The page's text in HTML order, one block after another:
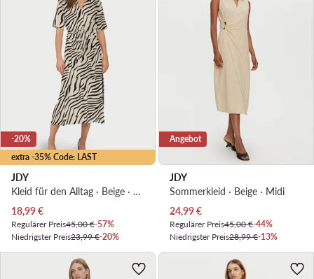
extra -35% Code: LAST
-20%
JDY
Kleid für den Alltag · Beige · Midi
Aktueller Preis
18,99€
Regulärer Preis45,00 €-57%
Niedrigster Preis23,99 €-20%
Angebot
JDY
Sommerkleid · Beige · Midi
Aktueller Preis
24,99€
Regulärer Preis45,00 €-44%
Niedrigster Preis28,99 €-13%